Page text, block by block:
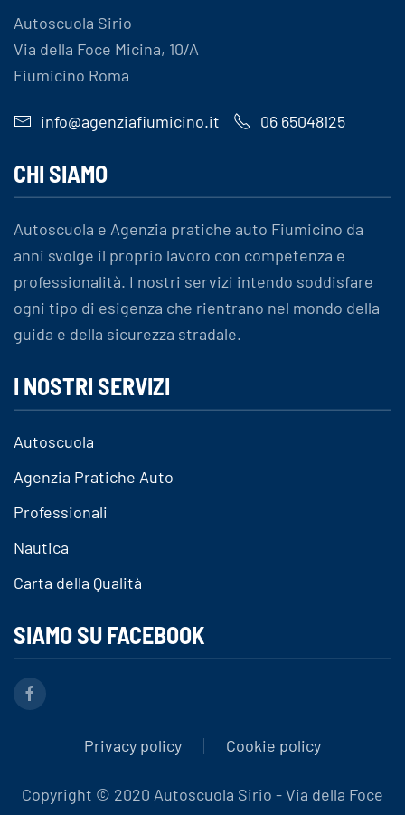
Autoscuola Sirio
Via della Foce Micina, 10/A
Fiumicino Roma
info@agenziafiumicino.it 06 65048125
CHI SIAMO
Autoscuola e Agenzia pratiche auto Fiumicino da
anni svolge il proprio lavoro con competenza e
professionalità. I nostri servizi intendo soddisfare
ogni tipo di esigenza che rientrano nel mondo della
guida e della sicurezza stradale.
I NOSTRI SERVIZI
Autoscuola
Agenzia Pratiche Auto
Professionali
Nautica
Carta della Qualità
SIAMO SU FACEBOOK
Privacy policy Cookie policy
Copyright © 2020 Autoscuola Sirio - Via della Foce